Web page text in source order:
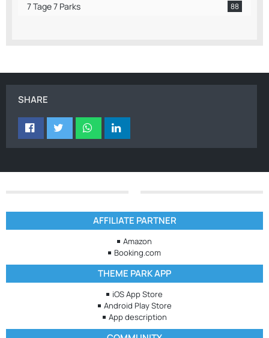
7 Tage 7 Parks 88
SHARE
AFFILIATE PARTNER
Amazon
Booking.com
THEME PARK APP
iOS App Store
Android Play Store
App description